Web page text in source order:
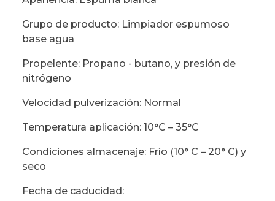
Grupo de producto: Limpiador espumoso
base agua
Propelente: Propano - butano, y presión de
nitrógeno
Velocidad pulverización: Normal
Temperatura aplicación: 10°C – 35°C
Condiciones almacenaje: Frío (10° C – 20° C) y
seco
Fecha de caducidad: